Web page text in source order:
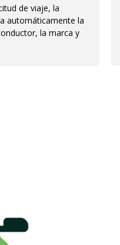
de viaje, la
automáticamente la
la marca y